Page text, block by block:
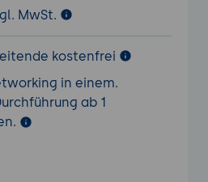
MwSt.
kostenfrei
in einem.
ab 1